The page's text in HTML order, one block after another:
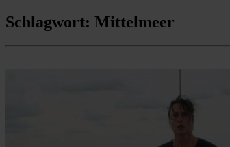
Schlagwort: Mittelmeer